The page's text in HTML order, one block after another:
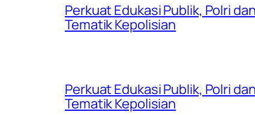
Perkuat Edukasi Publik, Polri
Tematik Kepolisian
Perkuat Edukasi Publik, Polri
Tematik Kepolisian